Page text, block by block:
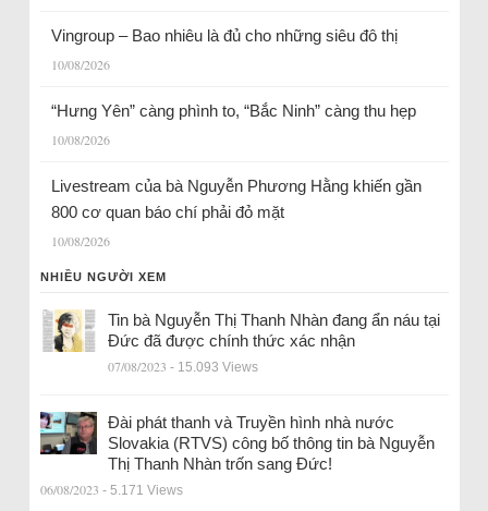
Vingroup – Bao nhiêu là đủ cho những siêu đô thị
10/08/2026
“Hưng Yên” càng phình to, “Bắc Ninh” càng thu hẹp
10/08/2026
Livestream của bà Nguyễn Phương Hằng khiến gần
800 cơ quan báo chí phải đỏ mặt
10/08/2026
NHIỀU NGƯỜI XEM
Tin bà Nguyễn Thị Thanh Nhàn đang ẩn náu tại
Đức đã được chính thức xác nhận
07/08/2023 - 15.093 Views
Đài phát thanh và Truyền hình nhà nước
Slovakia (RTVS) công bố thông tin bà Nguyễn
Thị Thanh Nhàn trốn sang Đức!
06/08/2023 - 5.171 Views